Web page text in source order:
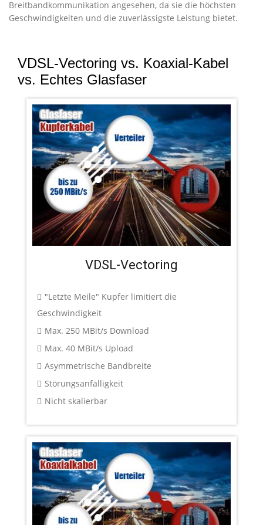
Breitbandkommunikation angesehen, da sie die höchsten
Geschwindigkeiten und die zuverlässigste Leistung bietet.
VDSL-Vectoring vs. Koaxial-Kabel
vs. Echtes Glasfaser
VDSL-Vectoring
"Letzte Meile" Kupfer limitiert die
Geschwindigkeit
Max. 250 MBit/s Download
Max. 40 MBit/s Upload
Asymmetrische Bandbreite
Störungsanfälligkeit
Nicht skalierbar